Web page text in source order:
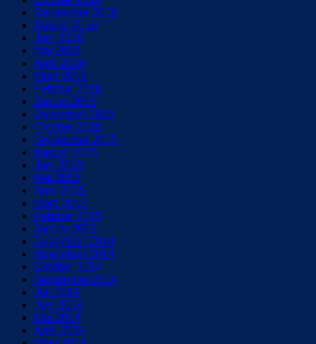
September 2016
August 2016
Juni 2016
Mai 2016
April 2016
März 2016
Februar 2016
Januar 2016
Dezember 2015
Oktober 2015
September 2015
August 2015
Juni 2015
Mai 2015
April 2015
März 2015
Februar 2015
Januar 2015
Dezember 2014
November 2014
Oktober 2014
September 2014
Juli 2014
Juni 2014
Mai 2014
April 2014